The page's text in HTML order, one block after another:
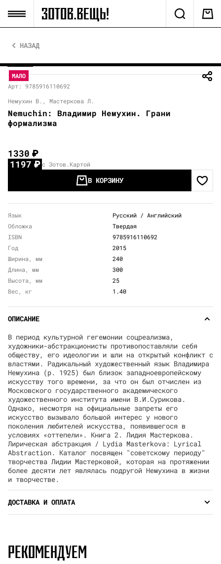
НАЗАД
МАЛО
Арт: 9785916110692
Немухин В., Мастеркова Л.
Nemuchin: Владимир Немухин. Грани
формализма
1330₽
1197₽ с Зотов.Картой
В КОРЗИНУ
Язык
Русский / Английский
Обложка
Твердая
ISBN
9785916110692
Год
2015
Ширина, мм
240
Длина, мм
300
Высота, мм
25
Вес, кг
1.40
ОПИСАНИЕ
В период культурной гегемонии соцреализма,
художники-абстракционисты противопоставляли себя
обществу, его идеологии и шли на открытый конфликт с
властями. Радикальный художественный язык Владимира
Немухина (р. 1925) был близок западноевропейскому
искусству того времени, за что он был отчислен из
Московского государственного академического
художественного института имени В.И.Сурикова.
Однако, несмотря на официальные запреты его
искусство вызывало большой интерес у нового
поколения любителей искусства, появившегося в
условиях «оттепели». Книга 2. Лидия Мастеркова.
Лирическая абстракция / Lydia Masterkova: Lyrical
Abstraction. Каталог посвящен "советскому периоду"
творчества Лидии Мастерковой, которая на протяжении
более десяти лет являлась подругой Немухина в жизни
и творчестве.
ДОСТАВКА И ОПЛАТА
РЕКОМЕНДУЕМ